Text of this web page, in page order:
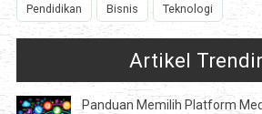
Pendidikan Bisnis Teknologi
Artikel
Panduan Memilih Platform